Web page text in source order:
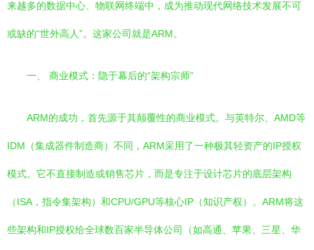
来越多的数据中心、物联网终端中，成为推动现代网络技术发展不可
或缺的“世外高人”。这家公司就是ARM。
一、 商业模式：隐于幕后的“架构宗师”
ARM的成功，首先源于其颠覆性的商业模式。与英特尔、AMD等
IDM（集成器件制造商）不同，ARM采用了一种极其轻资产的IP授权
模式。它不直接制造或销售芯片，而是专注于设计芯片的底层架构
（ISA，指令集架构）和CPU/GPU等核心IP（知识产权）。ARM将这
些架构和IP授权给全球数百家半导体公司（如高通、苹果、三星、华